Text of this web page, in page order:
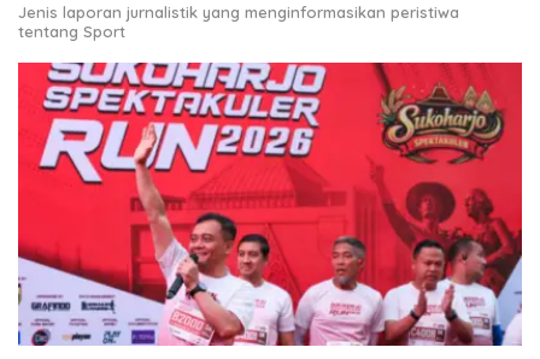
Jenis laporan jurnalistik yang menginformasikan peristiwa
tentang Sport